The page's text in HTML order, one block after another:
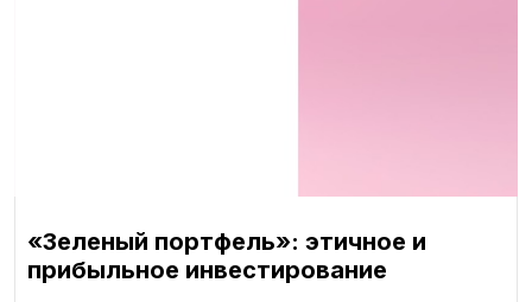
«Зеленый портфель»: этичное и
прибыльное инвестирование